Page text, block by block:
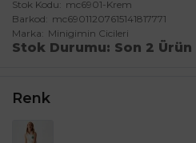
Stok Kodu
mc6901-Krem
Barkod
mc69011207615141817771
Marka
Minigimin Cicileri
Stok Durumu Son 2 Ürün
Renk